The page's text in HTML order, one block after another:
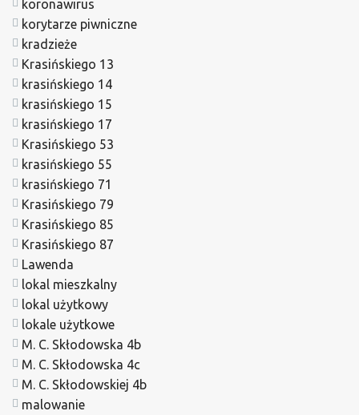
koronawirus
korytarze piwniczne
kradzieże
Krasińskiego 13
krasińskiego 14
krasińskiego 15
krasińskiego 17
Krasińskiego 53
krasińskiego 55
krasińskiego 71
Krasińskiego 79
Krasińskiego 85
Krasińskiego 87
Lawenda
lokal mieszkalny
lokal użytkowy
lokale użytkowe
M. C. Skłodowska 4b
M. C. Skłodowska 4c
M. C. Skłodowskiej 4b
malowanie